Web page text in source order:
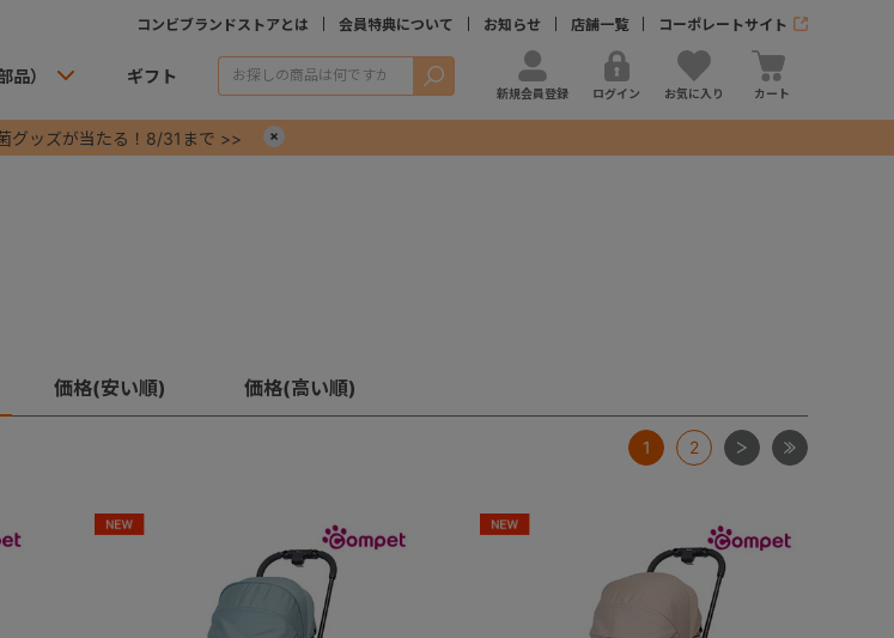
コンビブランドストアとは 会員特典について お知らせ 店舗一覧 コーポレートサイト
品） ギフト 検索
新規会員登録 ログイン お気に入り カート
グッズが当たる！8/31まで >>
価格(安い順) 価格(高い順)
1 2 次 最後